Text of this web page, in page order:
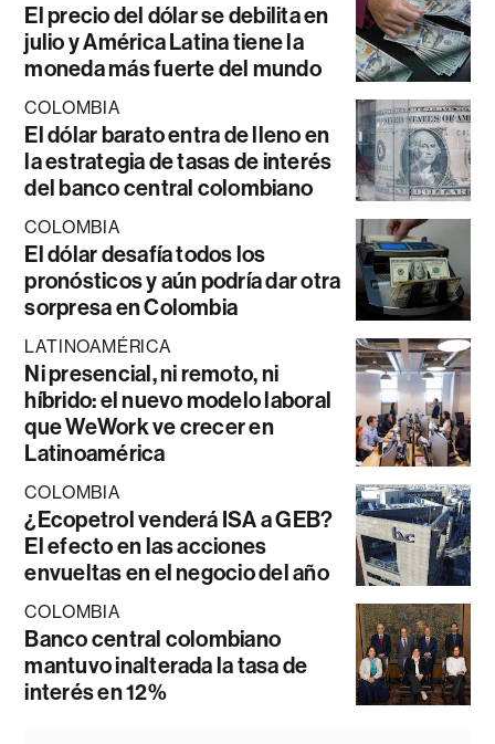
El precio del dólar se debilita en
julio y América Latina tiene la
moneda más fuerte del mundo
COLOMBIA
El dólar barato entra de lleno en
la estrategia de tasas de interés
del banco central colombiano
COLOMBIA
El dólar desafía todos los
pronósticos y aún podría dar otra
sorpresa en Colombia
LATINOAMÉRICA
Ni presencial, ni remoto, ni
híbrido: el nuevo modelo laboral
que WeWork ve crecer en
Latinoamérica
COLOMBIA
¿Ecopetrol venderá ISA a GEB?
El efecto en las acciones
envueltas en el negocio del año
COLOMBIA
Banco central colombiano
mantuvo inalterada la tasa de
interés en 12%